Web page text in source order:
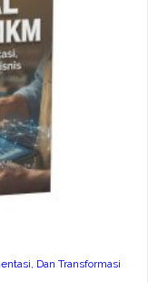
Dan Transformasi